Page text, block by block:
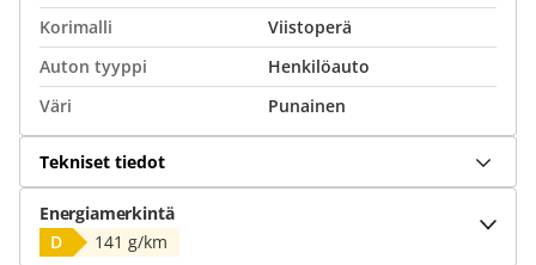
Korimalli
Viistoperä
Auton tyyppi
Henkilöauto
Väri
Punainen
Tekniset tiedot
Energiamerkintä
D
141 g/km